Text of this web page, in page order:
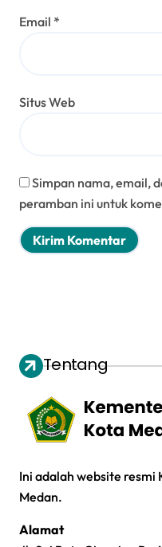
Email *
Situs Web
Simpan nama, email,
peramban ini untuk
Tentang
Ini adalah website
Medan.
Alamat